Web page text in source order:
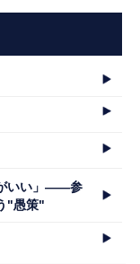
がいい」――参
"愚策"